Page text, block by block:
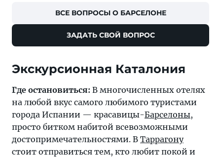
ВСЕ ВОПРОСЫ О БАРСЕЛОНЕ
ЗАДАТЬ СВОЙ ВОПРОС
Экскурсионная Каталония
Где остановиться: В многочисленных отелях
на любой вкус самого любимого туристами
города Испании — красавицы-Барселоны,
просто битком набитой всевозможными
достопримечательностями. В Таррагону
стоит отправиться тем, кто любит покой и